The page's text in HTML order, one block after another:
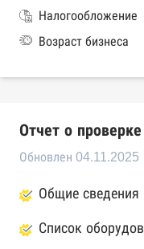
Налогообложение
Возраст бизнеса
Отчет о
Обновлен 04.11.2025
Общие
Список